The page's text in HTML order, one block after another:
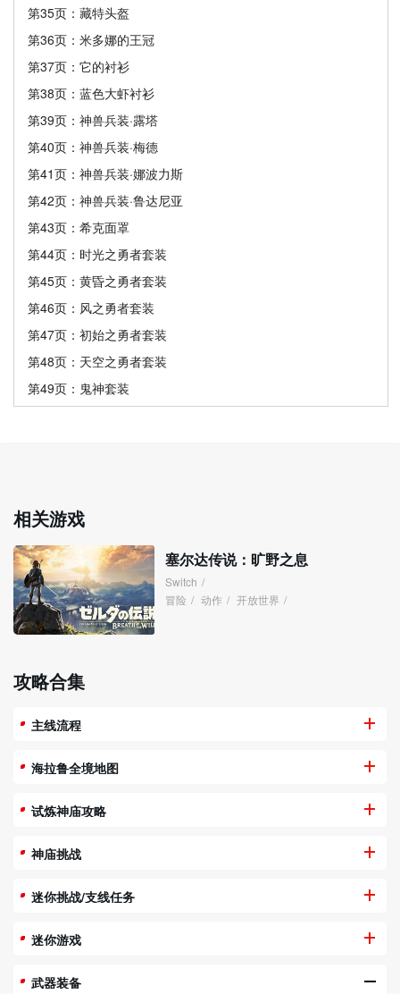
第35页：藏特头盔
第36页：米多娜的王冠
第37页：它的衬衫
第38页：蓝色大虾衬衫
第39页：神兽兵装·露塔
第40页：神兽兵装·梅德
第41页：神兽兵装·娜波力斯
第42页：神兽兵装·鲁达尼亚
第43页：希克面罩
第44页：时光之勇者套装
第45页：黄昏之勇者套装
第46页：风之勇者套装
第47页：初始之勇者套装
第48页：天空之勇者套装
第49页：鬼神套装
相关游戏
塞尔达传说：旷野之息
Switch /
冒险 / 动作 / 开放世界 /
攻略合集
主线流程
海拉鲁全境地图
试炼神庙攻略
神庙挑战
迷你挑战/支线任务
迷你游戏
武器装备